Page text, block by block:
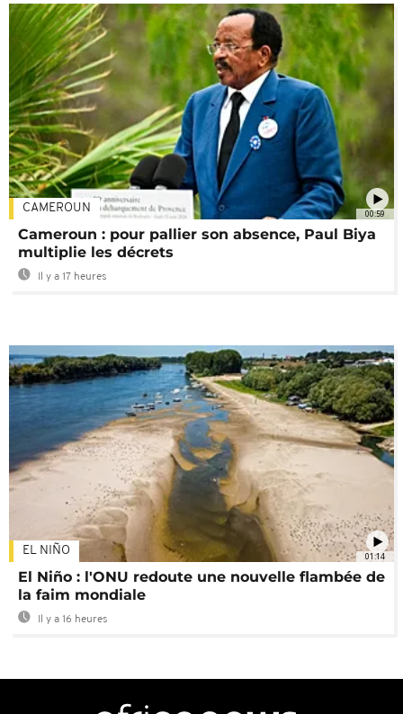
00:59
CAMEROUN
Cameroun : pour pallier son absence, Paul Biya
multiplie les décrets
Il y a 17 heures
01:14
EL NIÑO
El Niño : l'ONU redoute une nouvelle flambée de
la faim mondiale
Il y a 16 heures